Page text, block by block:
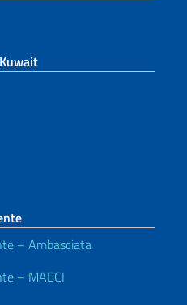
– Ambasciata
– MAECI